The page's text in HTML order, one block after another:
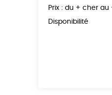
Prix : du + cher
Disponibilité